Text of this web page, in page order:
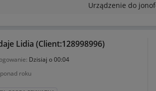
leczenia jest indywidualny dla każdego
jest w 100% bezpieczne, nie potrzeba
Urządzenie do
Lidia (Client:128998996)
Dzisiaj o 00:04
roku